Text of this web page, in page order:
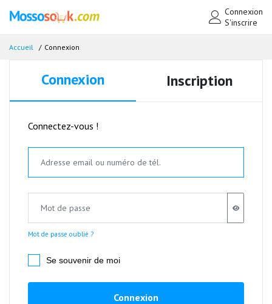
Connexion
S'inscrire
Accueil Connexion
Connexion Inscription
Connectez-vous !
Mot de passe oublié ?
Se souvenir de moi
Connexion